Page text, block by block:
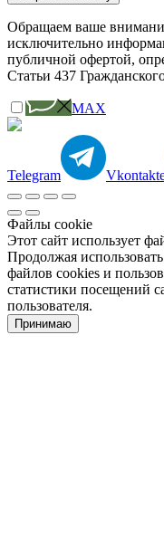
Обращаем ваше
исключительно
публичной офертой,
Статьи 437
MAX
Telegram
Файлы cookie
Этот сайт использует
Продолжая
файлов cookies и
статистики посещений
пользователя.
Принимаю